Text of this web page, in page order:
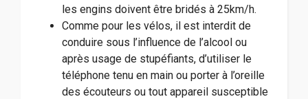
les engins doivent être bridés à 25km/h.
Comme pour les vélos, il est interdit de
conduire sous l’influence de l’alcool ou
après usage de stupéfiants, d’utiliser le
téléphone tenu en main ou porter à l’oreille
des écouteurs ou tout appareil susceptible